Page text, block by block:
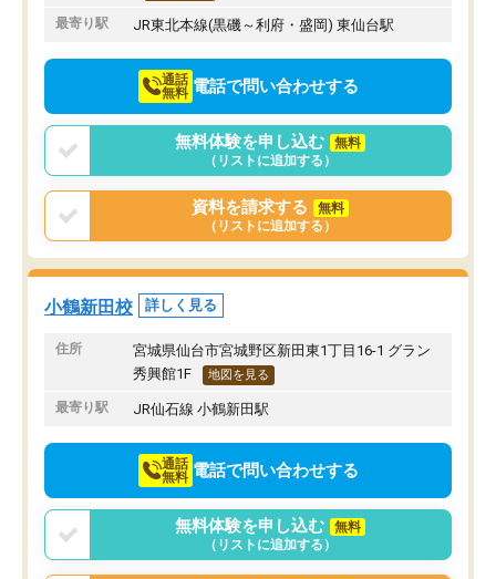
最寄り駅 JR東北本線(黒磯～利府・盛岡) 東仙台駅
通話
無料 電話で問い合わせする
無料体験を申し込む
無料
（リストに追加する）
資料を請求する
無料
（リストに追加する）
小鶴新田校 詳しく見る
住所
宮城県仙台市宮城野区新田東1丁目16-1 グラン
秀興館1F
地図を見る
最寄り駅 JR仙石線 小鶴新田駅
通話
無料 電話で問い合わせする
無料体験を申し込む
無料
（リストに追加する）